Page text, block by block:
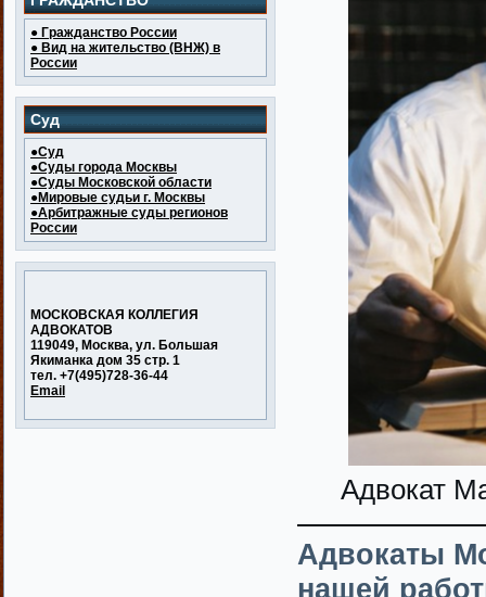
● Гражданство России
● Вид на жительство (ВНЖ) в
России
Суд
●Суд
●Суды города Москвы
●Суды Московской области
●Мировые судьи г. Москвы
●Арбитражные суды регионов
России
МОСКОВСКАЯ КОЛЛЕГИЯ
АДВОКАТОВ
119049, Москва, ул. Большая
Якиманка дом 35 стр. 1
тел. +7(495)728-36-44
Email
Адвокат
Адвокаты
нашей